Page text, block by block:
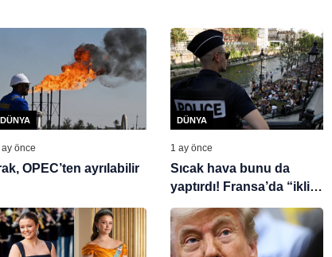
DÜNYA
ay önce
OPEC’ten ayrılabilir
DÜNYA
1 ay önce
Sıcak hava bunu da
yaptırdı! Fransa’da “iklim
izni” önerisi